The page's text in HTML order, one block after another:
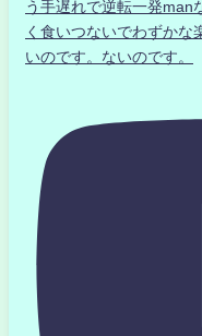
う手遅れで逆転一発man
く食いつないでわずかな
いのです。ないのです。